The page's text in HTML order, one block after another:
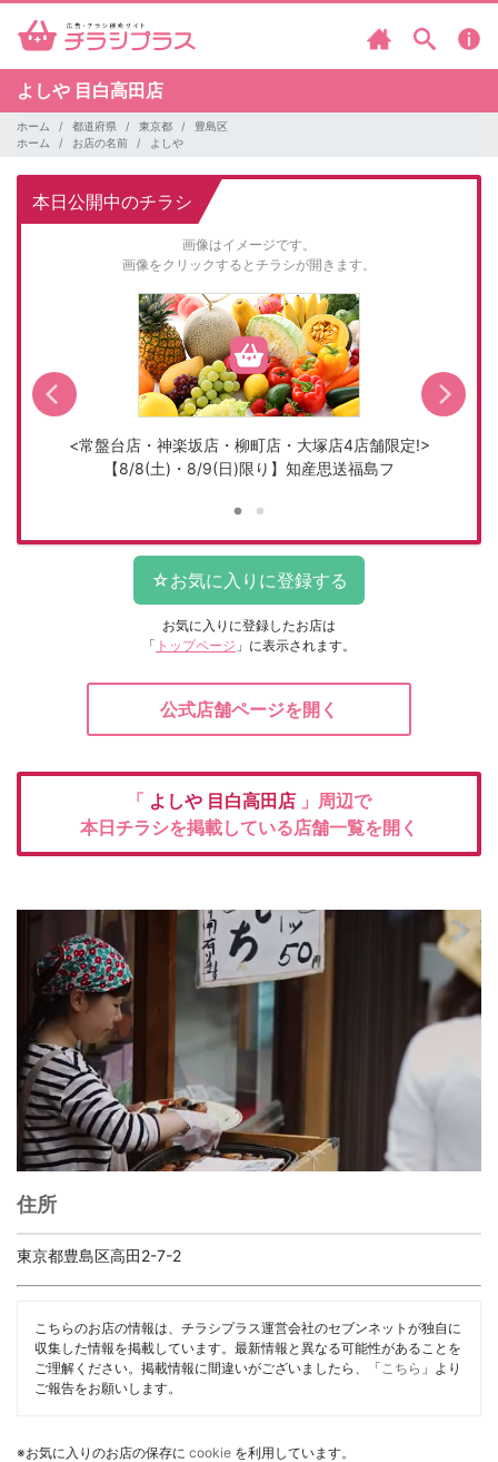
よしや 目白高田店
ホーム 都道府県 東京都
豊島区
ホーム
お店の名前 よしや
本日公開中のチラシ
画像はイメージです。
画像をクリックするとチラシが開きます。
<常盤台店・神楽坂店・柳町店・大塚店4店舗限定!>
【8/8(土)・8/9(日)限り】知産思送福島フ
お気に入りに登録したお店は
「 トップページ 」に表示されます。
公式店舗ページを開く
「 よしや 目白高田店 」周辺で
本日チラシを掲載している店舗一覧を開く
住所
東京都豊島区高田2-7-2
こちらのお店の情報は、チラシプラス運営会社のセブンネットが独自に
収集した情報を掲載しています。最新情報と異なる可能性があることを
ご理解ください。掲載情報に間違いがございましたら、「 こちら 」より
ご報告をお願いします。
※お気に入りのお店の保存に cookie を利用しています。